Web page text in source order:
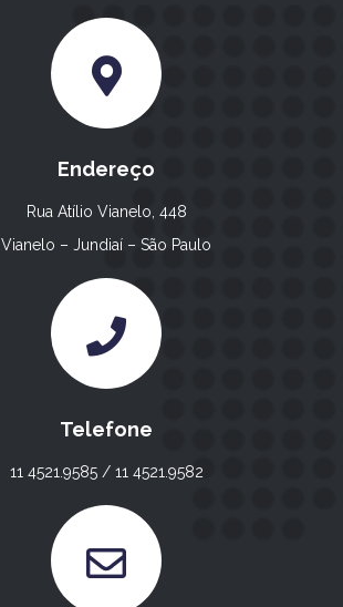
Endereço
Rua Atílio Vianelo, 448
Vianelo – Jundiaí – São Paulo
Telefone
11 4521.9585 / 11 4521.9582